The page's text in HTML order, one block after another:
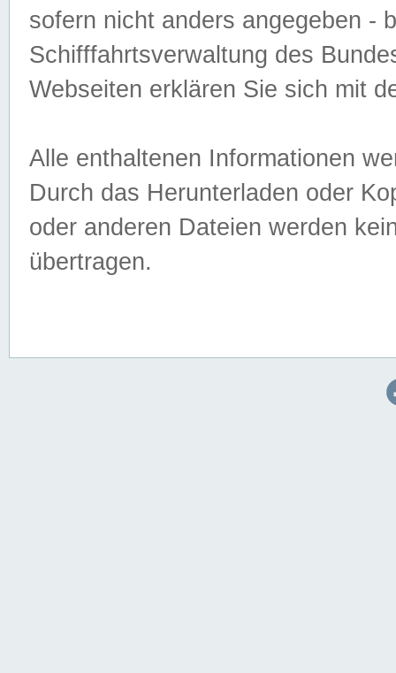
sofern nicht anders angegeben -
Schifffahrtsverwaltung des
Webseiten erklären Sie sich mit
Alle enthaltenen Informationen
Durch das Herunterladen oder
oder anderen Dateien werden
übertragen.